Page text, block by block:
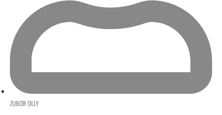
ZUBOR OLLY